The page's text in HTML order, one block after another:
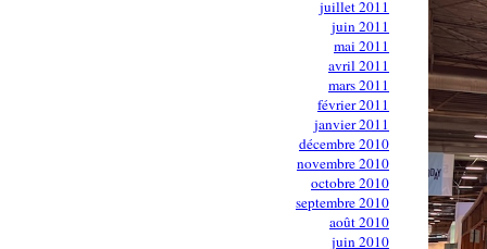
juillet 2011
juin 2011
mai 2011
avril 2011
mars 2011
février 2011
janvier 2011
décembre 2010
novembre 2010
octobre 2010
septembre 2010
août 2010
juin 2010